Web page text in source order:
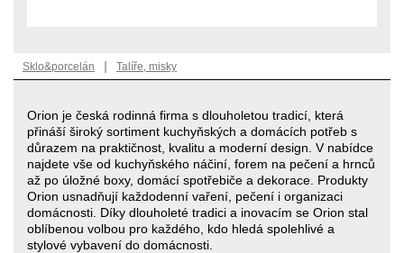
Sklo&porcelán | Talíře, misky
Orion je česká rodinná firma s dlouholetou tradicí, která
přináší široký sortiment kuchyňských a domácích potřeb s
důrazem na praktičnost, kvalitu a moderní design. V nabídce
najdete vše od kuchyňského náčiní, forem na pečení a hrnců
až po úložné boxy, domácí spotřebiče a dekorace. Produkty
Orion usnadňují každodenní vaření, pečení i organizaci
domácnosti. Díky dlouholeté tradici a inovacím se Orion stal
oblíbenou volbou pro každého, kdo hledá spolehlivé a
stylové vybavení do domácnosti.